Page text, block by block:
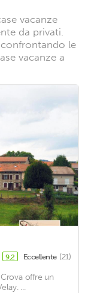
vacanze
da privati.
le
vacanze a
9,2 Eccellente (21)
Crova offre un
...